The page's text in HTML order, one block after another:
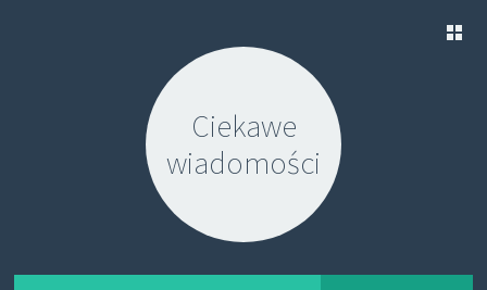
Ciekawe
wiadomości